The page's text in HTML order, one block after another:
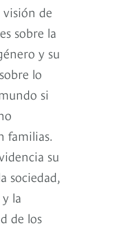
de
sobre la
y su
lo
si
familias.
su
sociedad,
la
de los